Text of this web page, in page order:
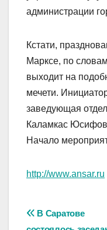
администрации
Кстати,
Марксе, по
выходит на
мечети.
заведующая
Каламкас
Начало
http://www.ansar.ru
В Саратове